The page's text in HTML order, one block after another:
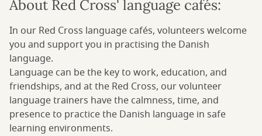
About Red Cross' language cafés:
In our Red Cross language cafés, volunteers welcome
you and support you in practising the Danish
language.
Language can be the key to work, education, and
friendships, and at the Red Cross, our volunteer
language trainers have the calmness, time, and
presence to practice the Danish language in safe
learning environments.